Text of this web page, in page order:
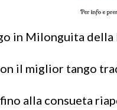
in Milonguita della
il miglior tango
alla consueta